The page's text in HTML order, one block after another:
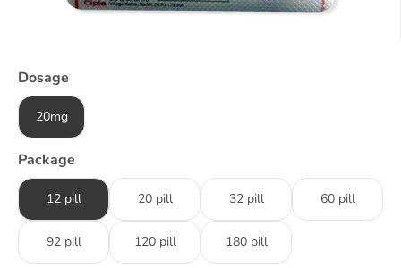
Dosage
20mg
Package
12 pill 20 pill 32 pill 60 pill
92 pill 120 pill 180 pill